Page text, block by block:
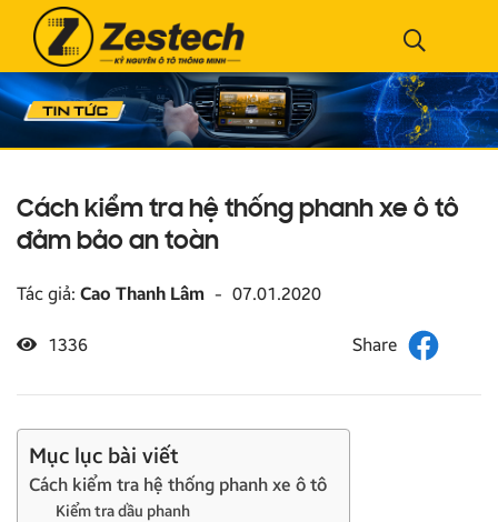
Cách kiểm tra hệ thống phanh xe ô tô
đảm bảo an toàn
Tác giả: Cao Thanh Lâm - 07.01.2020
1336
Mục lục bài viết
Cách kiểm tra hệ thống phanh xe ô tô
Kiểm tra dầu phanh